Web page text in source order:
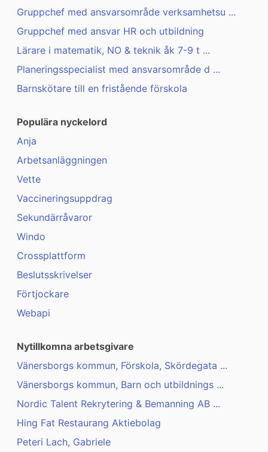
Gruppchef med ansvarsområde verksamhetsu ...
Gruppchef med ansvar HR och utbildning
Lärare i matematik, NO & teknik åk 7-9 t ...
Planeringsspecialist med ansvarsområde d ...
Barnskötare till en fristående förskola
Populära nyckelord
Anja
Arbetsanläggningen
Vette
Vaccineringsuppdrag
Sekundärråvaror
Windo
Crossplattform
Beslutsskrivelser
Förtjockare
Webapi
Nytillkomna arbetsgivare
Vänersborgs kommun, Förskola, Skördegata ...
Vänersborgs kommun, Barn och utbildnings ...
Nordic Talent Rekrytering & Bemanning AB ...
Hing Fat Restaurang Aktiebolag
Peteri Lach, Gabriele